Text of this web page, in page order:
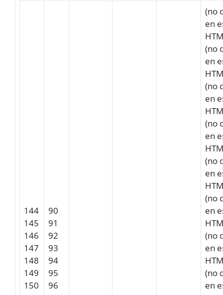
144
145
146
147
148
149
150
90
91
92
93
94
95
96
(no
en
(no
en
(no
en
(no
en
(no
en
(no
en
(no
en
(no
en